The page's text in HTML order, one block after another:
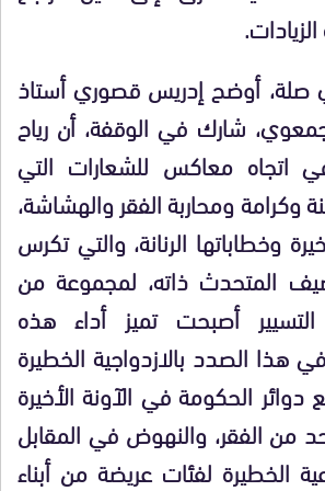
أوضح إدريس قصوري أستاذ
شارك في الوقفة، أن رياح
اتجاه معاكس للشعارات التي
وكرامة ومحاربة الفقر والهشاشة،
وخطاباتها الرنانة، والتي تكرس
المتحدث ذاته، لمجموعة من
أصبحت تميز أداء هذه
هذا الصدد بالازدواجية الخطيرة
الحكومة في الآونة الأخيرة
من الفقر، والنهوض في المقابل
الخطيرة لفئات عريضة من أبناء